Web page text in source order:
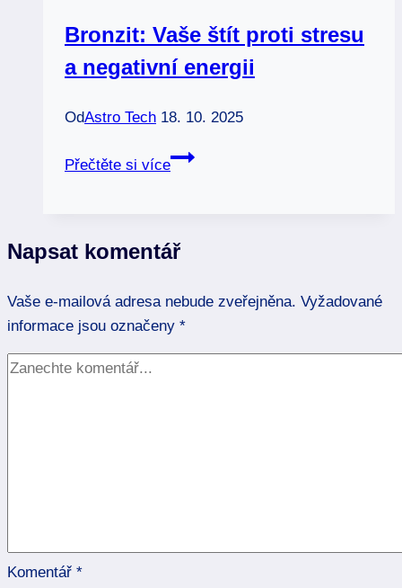
Bronzit: Vaše štít proti stresu
a negativní energii
OdAstro Tech 18. 10. 2025
Přečtěte si více
Bronzit:
stresu
negativní
energii
Napsat komentář
Vaše e-mailová adresa nebude zveřejněna. Vyžadované
informace jsou označeny *
Komentář *